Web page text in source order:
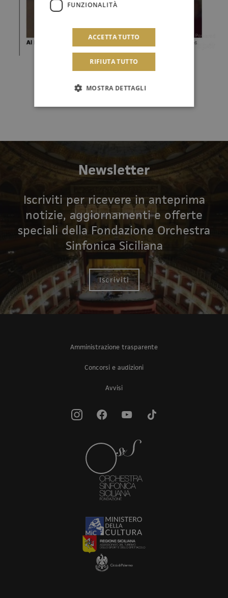
Newsletter
Iscriviti per ricevere in anteprima
notizie, aggiornamenti e offerte
speciali della Fondazione Orchestra
Sinfonica Siciliana
Iscriviti
Amministrazione trasparente
Concorsi e audizioni
Avvisi
FUNZIONALITÀ
ACCETTA TUTTO
RIFIUTA TUTTO
MOSTRA DETTAGLI